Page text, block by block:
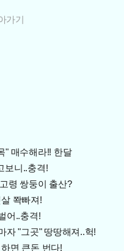
가기
" 매수해라!! 한달
보니..충격!
령 쌍둥이 출산?
쫙빠져!
어..충격!
자 "그곳" 땅땅해져..헉!
면 큰돈 번다!